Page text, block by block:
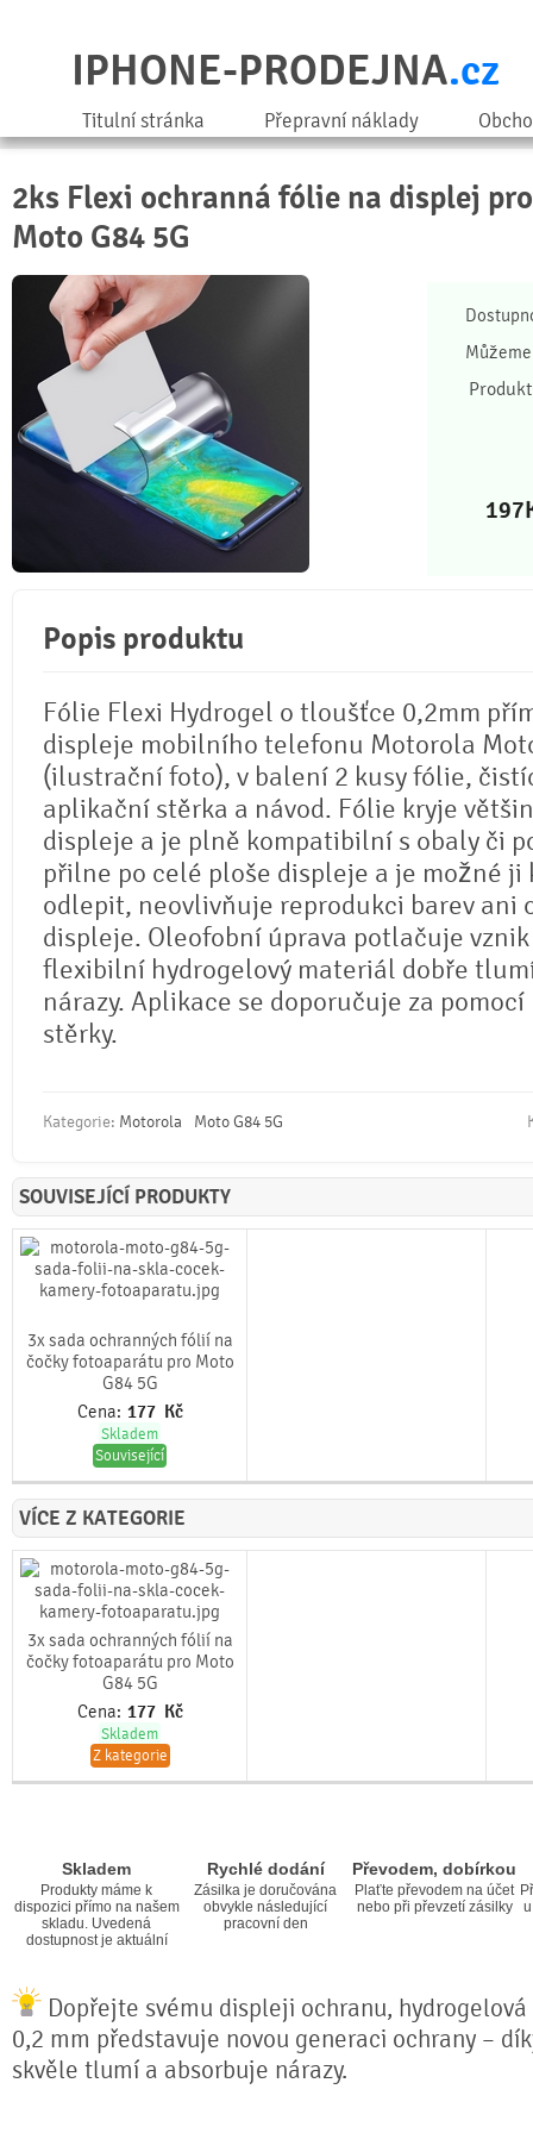
IPHONE-PRODEJNA.cz
Titulní stránka Přepravní náklady
2ks Flexi ochranná fólie na displej
Moto G84 5G
197
Popis produktu
Fólie Flexi Hydrogel o tloušťce 0,2mm
displeje mobilního telefonu Motorola
(ilustrační foto), v balení 2 kusy fólie,
aplikační stěrka a návod. Fólie kryje
displeje a je plně kompatibilní s obaly či
přilne po celé ploše displeje a je možné ji
odlepit, neovlivňuje reprodukci barev ani
displeje. Oleofobní úprava potlačuje
flexibilní hydrogelový materiál dobře
nárazy. Aplikace se doporučuje za
stěrky.
Kategorie: Motorola Moto G84 5G
SOUVISEJÍCÍ PRODUKTY
3x sada ochranných fólií na
čočky fotoaparátu pro Moto
G84 5G
Cena: 177 Kč
Skladem
Související
VÍCE Z KATEGORIE
3x sada ochranných fólií na
čočky fotoaparátu pro Moto
G84 5G
Cena: 177 Kč
Skladem
Z kategorie
Skladem
Produkty máme k
dispozici přímo na našem
skladu. Uvedená
dostupnost je aktuální
Rychlé dodání
Zásilka je doručována
obvykle následující
pracovní den
Převodem, dobírkou
Plaťte převodem na účet
nebo při převzetí zásilky
Dopřejte svému displeji ochranu,
0,2 mm představuje novou generaci ochrany –
skvěle tlumí a absorbuje nárazy.